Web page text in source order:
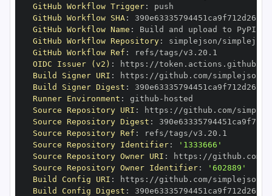
GitHub Workflow Trigger:
GitHub Workflow SHA:
GitHub Workflow Name :
GitHub Workflow Repository:
GitHub Workflow Ref :
OIDC Issuer (v2) : https :
Build Signer URI : https : //github.com/simplejson/
Build Signer Digest :
Runner Environment : github -
Source Repository URI : https :
Source Repository Digest :
Source Repository Ref :
Source Repository Identifier:
'1333666'
Source Repository Owner URI : https :
Source Repository Owner Identifier:
'602889'
Build Config URI : https : //github.com/simplejson/
Build Config Digest :